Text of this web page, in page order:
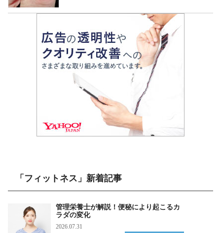
「フィットネス」新着記事
管理栄養士が解説！便秘により起こるカ
ラダの変化
2026.07.31